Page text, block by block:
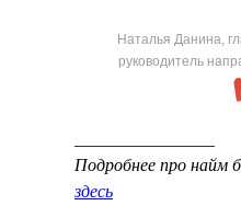
Наталья Данина,
руководитель
Подробнее про найм
здесь